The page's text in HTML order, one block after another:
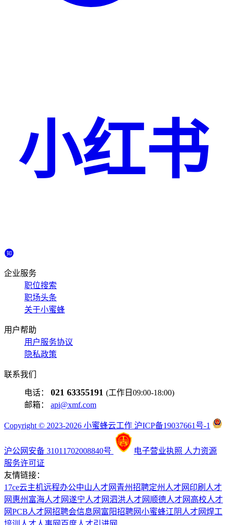
小红书
企业服务
职位搜索
职场头条
关于小蜜蜂
用户帮助
用户服务协议
隐私政策
联系我们
电话： 021 63355191 (工作日09:00-18:00)
邮箱： api@xmf.com
Copyright © 2023-2026 小蜜蜂云工作 沪ICP备19037661号-1
沪公网安备 31011702008840号 电子营业执照 人力资源
服务许可证
友情链接：
17ce云主机远程办公中山人才网 青州招聘定州人才网 印刷人才
网 惠州富海人才网遂宁人才网泗洪人才网 顺德人才网 高校人才
网PCB人才网招聘会信息网 富阳招聘网小蜜蜂江阴人才网焊工